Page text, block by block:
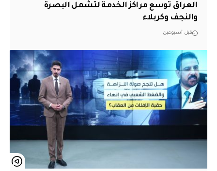
العراق توسع مراكز الخدمة لتشمل البصرة
والنجف وكربلاء
قبل أسبوعين